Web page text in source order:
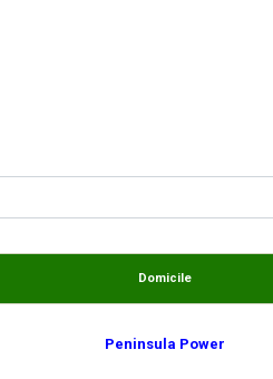
Domicile
Peninsula Power